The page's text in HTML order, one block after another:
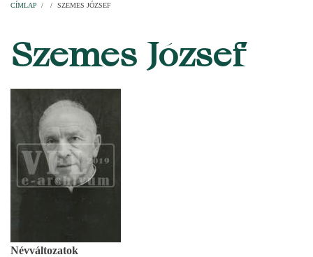
CÍMLAP / / SZEMES JÓZSEF
Szemes József
Névváltozatok